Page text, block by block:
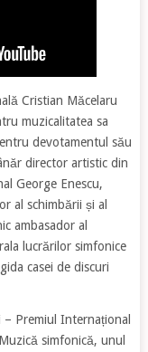
Cristian Măcelaru
muzicalitatea sa
devotamentul său
director artistic din
George Enescu,
al schimbării și al
ambasador al
lucrărilor simfonice
casei de discuri
Premiul Internațional
simfonică, unul